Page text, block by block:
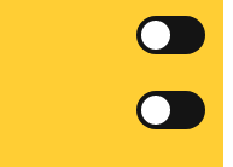
wykorzystać nasze